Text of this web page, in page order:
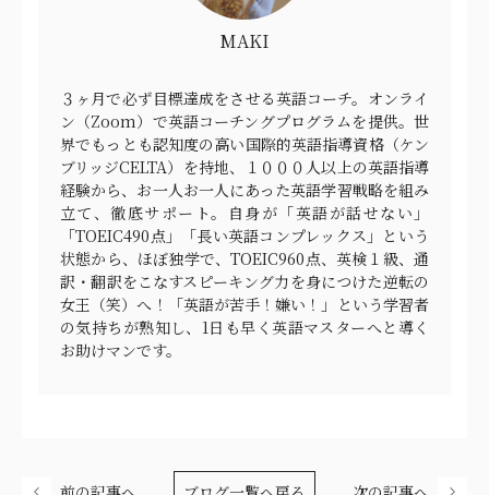
MAKI
３ヶ月で必ず目標達成をさせる英語コーチ。オンライ
ン（Zoom）で英語コーチングプログラムを提供。世
界でもっとも認知度の高い国際的英語指導資格（ケン
ブリッジCELTA）を持地、１０００人以上の英語指導
経験から、お一人お一人にあった英語学習戦略を組み
立て、徹底サポート。自身が「英語が話せない」
「TOEIC490点」「長い英語コンプレックス」という
状態から、ほぼ独学で、TOEIC960点、英検１級、通
訳・翻訳をこなすスピーキング力を身につけた逆転の
女王（笑）へ！「英語が苦手！嫌い！」という学習者
の気持ちが熟知し、1日も早く英語マスターへと導く
お助けマンです。